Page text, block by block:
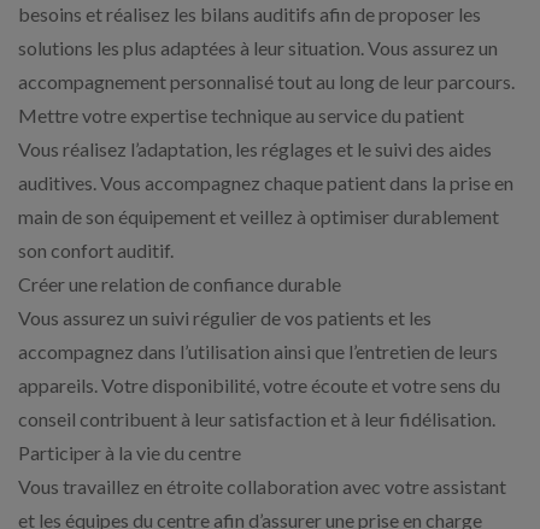
besoins et réalisez les bilans auditifs afin de proposer les
solutions les plus adaptées à leur situation. Vous assurez un
accompagnement personnalisé tout au long de leur parcours.
Mettre votre expertise technique au service du patient
Vous réalisez l’adaptation, les réglages et le suivi des aides
auditives. Vous accompagnez chaque patient dans la prise en
main de son équipement et veillez à optimiser durablement
son confort auditif.
Créer une relation de confiance durable
Vous assurez un suivi régulier de vos patients et les
accompagnez dans l’utilisation ainsi que l’entretien de leurs
appareils. Votre disponibilité, votre écoute et votre sens du
conseil contribuent à leur satisfaction et à leur fidélisation.
Participer à la vie du centre
Vous travaillez en étroite collaboration avec votre assistant
et les équipes du centre afin d’assurer une prise en charge